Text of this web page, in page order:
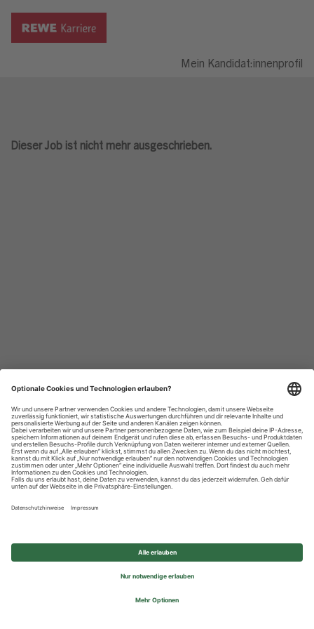
Mein Kandidat:innenprofil
Dieser Job ist nicht mehr ausgeschrieben.
Datenschutzhinweise
Impressum
Privatsphäre-Einstellungen
© 2026 REWE Group - All rights reserved